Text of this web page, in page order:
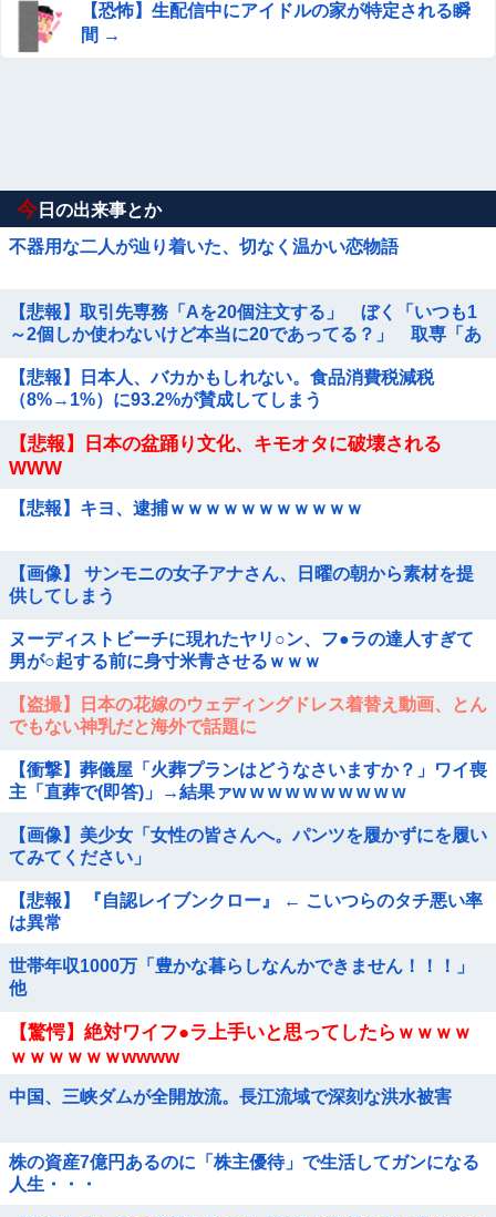
【恐怖】生配信中にアイドルの家が特定される瞬
間 →
今 日の出来事とか
不器用な二人が辿り着いた、切なく温かい恋物語
【悲報】取引先専務「Aを20個注文する」 ぼく「いつも1
～2個しか使わないけど本当に20であってる？」 取専「あ
か？？？？？？？？
【悲報】日本人、バカかもしれない。食品消費税減税
（8%→1%）に93.2%が賛成してしまう
【悲報】日本の盆踊り文化、キモオタに破壊される
WWW
【悲報】キヨ、逮捕ｗｗｗｗｗｗｗｗｗｗｗ
【画像】 サンモニの女子アナさん、日曜の朝から素材を提
供してしまう
ヌーディストビーチに現れたヤリ○ン、フ●ラの達人すぎて
男が○起する前に身寸米青させるｗｗｗ
【盗撮】日本の花嫁のウェディングドレス着替え動画、とん
でもない神乳だと海外で話題に
【衝撃】葬儀屋「火葬プランはどうなさいますか？」ワイ喪
主「直葬で(即答)」→結果ァw w w w w w w w w w
【画像】美少女「女性の皆さんへ。パンツを履かずにを履い
てみてください」
【悲報】 『自認レイブンクロー』 ← こいつらのタチ悪い率
は異常
世帯年収1000万「豊かな暮らしなんかできません！！！」
他
【驚愕】絶対ワイフ●ラ上手いと思ってしたらｗｗｗｗ
ｗｗｗｗｗｗwwww
中国、三峡ダムが全開放流。長江流域で深刻な洪水被害
株の資産7億円あるのに「株主優待」で生活してガンになる
人生・・・